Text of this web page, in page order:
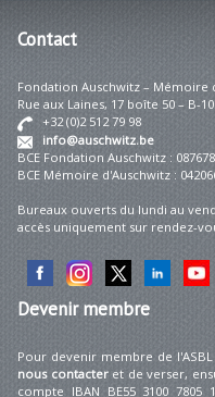
Contact
Fondation Auschwitz – Mémoire
Rue aux Laines, 17 boîte 50 – B-
+32 (0)2 512 79 98
info@auschwitz.be
BCE Fondation Auschwitz :
BCE Mémoire d'Auschwitz :
Bureaux ouverts du lundi au
accès uniquement sur rendez-
Devenirmembre
Pour devenir membre de
nous contacteret de verser,
compte IBAN BE55 3100 7805